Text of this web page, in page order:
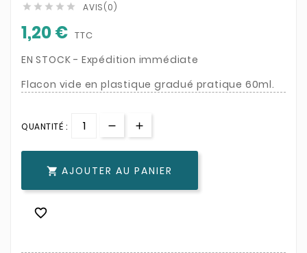
     AVIS(0)
1,20 € TTC
EN STOCK - Expédition immédiate
Flacon vide en plastique gradué pratique 60ml.
QUANTITÉ :
 AJOUTER AU PANIER
